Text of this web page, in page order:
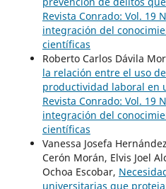
Revista Conrado: Vol. 19
integración del
científicas
Roberto Carlos Dávila
la relación entre el uso
productividad laboral en
Revista Conrado: Vol. 19
integración del
científicas
Vanessa Josefa
Cerón Morán, Elvis Joel
Ochoa Escobar,
universitarias que